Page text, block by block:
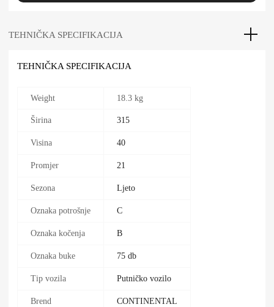
TEHNIČKA SPECIFIKACIJA
TEHNIČKA SPECIFIKACIJA
Weight 18.3 kg
Širina 315
Visina 40
Promjer 21
Sezona Ljeto
Oznaka potrošnje C
Oznaka kočenja B
Oznaka buke 75 db
Tip vozila Putničko vozilo
Brend CONTINENTAL